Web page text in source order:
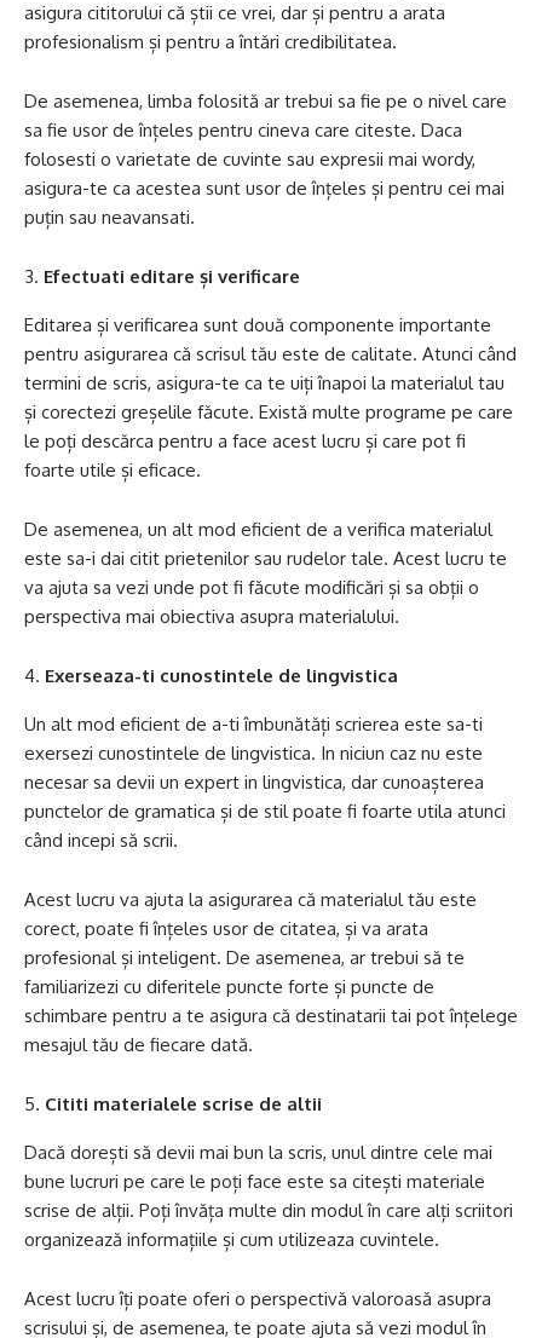
asigura cititorului că știi ce vrei, dar și pentru a arata
profesionalism și pentru a întări credibilitatea.
De asemenea, limba folosită ar trebui sa fie pe o nivel care
sa fie usor de înțeles pentru cineva care citeste. Daca
folosesti o varietate de cuvinte sau expresii mai wordy,
asigura-te ca acestea sunt usor de înțeles și pentru cei mai
puțin sau neavansati.
Efectuati editare și verificare
Editarea și verificarea sunt două componente importante
pentru asigurarea că scrisul tău este de calitate. Atunci când
termini de scris, asigura-te ca te uiți înapoi la materialul tau
și corectezi greșelile făcute. Există multe programe pe care
le poți descărca pentru a face acest lucru și care pot fi
foarte utile și eficace.
De asemenea, un alt mod eficient de a verifica materialul
este sa-i dai citit prietenilor sau rudelor tale. Acest lucru te
va ajuta sa vezi unde pot fi făcute modificări și sa obții o
perspectiva mai obiectiva asupra materialului.
Exerseaza-ti cunostintele de lingvistica
Un alt mod eficient de a-ti îmbunătăți scrierea este sa-ti
exersezi cunostintele de lingvistica. In niciun caz nu este
necesar sa devii un expert in lingvistica, dar cunoașterea
punctelor de gramatica și de stil poate fi foarte utila atunci
când incepi să scrii.
Acest lucru va ajuta la asigurarea că materialul tău este
corect, poate fi înțeles usor de citatea, și va arata
profesional și inteligent. De asemenea, ar trebui să te
familiarizezi cu diferitele puncte forte și puncte de
schimbare pentru a te asigura că destinatarii tai pot înțelege
mesajul tău de fiecare dată.
Cititi materialele scrise de altii
Dacă dorești să devii mai bun la scris, unul dintre cele mai
bune lucruri pe care le poți face este sa citești materiale
scrise de alții. Poți învăța multe din modul în care alți scriitori
organizează informațiile și cum utilizeaza cuvintele.
Acest lucru îți poate oferi o perspectivă valoroasă asupra
scrisului și, de asemenea, te poate ajuta să vezi modul în